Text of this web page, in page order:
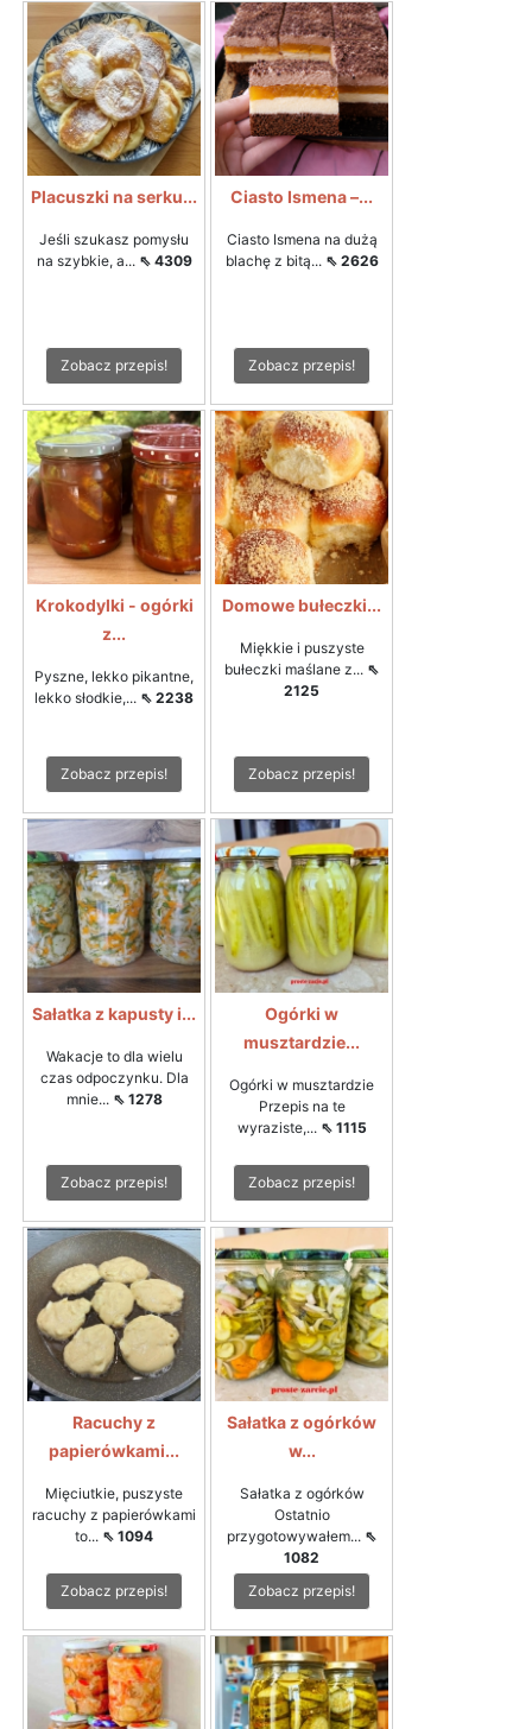
Placuszki na serku...
Jeśli szukasz pomysłu
na szybkie, a... ⇖ 4309
Zobacz przepis!
Ciasto Ismena –...
Ciasto Ismena na dużą
blachę z bitą... ⇖ 2626
Zobacz przepis!
Krokodylki - ogórki
z...
Pyszne, lekko pikantne,
lekko słodkie,... ⇖ 2238
Zobacz przepis!
Domowe bułeczki...
Miękkie i puszyste
bułeczki maślane z... ⇖
2125
Zobacz przepis!
Sałatka z kapusty i...
Wakacje to dla wielu
czas odpoczynku. Dla
mnie... ⇖ 1278
Zobacz przepis!
Ogórki w
musztardzie...
Ogórki w musztardzie
Przepis na te
wyraziste,... ⇖ 1115
Zobacz przepis!
Racuchy z
papierówkami...
Mięciutkie, puszyste
racuchy z papierówkami
to... ⇖ 1094
Zobacz przepis!
Sałatka z ogórków
w...
Sałatka z ogórków
Ostatnio
przygotowywałem... ⇖
1082
Zobacz przepis!